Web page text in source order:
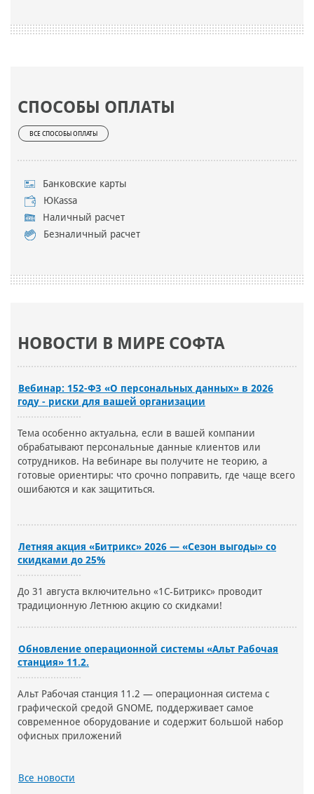
СПОСОБЫ ОПЛАТЫ
ВСЕ СПОСОБЫ ОПЛАТЫ
Банковские карты
ЮKassa
Наличный расчет
Безналичный расчет
НОВОСТИ В МИРЕ СОФТА
Вебинар: 152-ФЗ «О персональных данных» в 2026
году - риски для вашей организации
Тема особенно актуальна, если в вашей компании
обрабатывают персональные данные клиентов или
сотрудников. На вебинаре вы получите не теорию, а
готовые ориентиры: что срочно поправить, где чаще всего
ошибаются и как защититься.
Летняя акция «Битрикс» 2026 — «Сезон выгоды» со
скидками до 25%
До 31 августа включительно «1С-Битрикс» проводит
традиционную Летнюю акцию со скидками!
Обновление операционной системы «Альт Рабочая
станция» 11.2.
Альт Рабочая станция 11.2 — операционная система с
графической средой GNOME, поддерживает самое
современное оборудование и содержит большой набор
офисных приложений
Все новости